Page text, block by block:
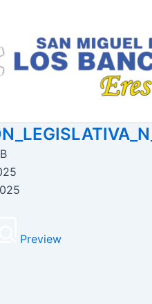
Preview